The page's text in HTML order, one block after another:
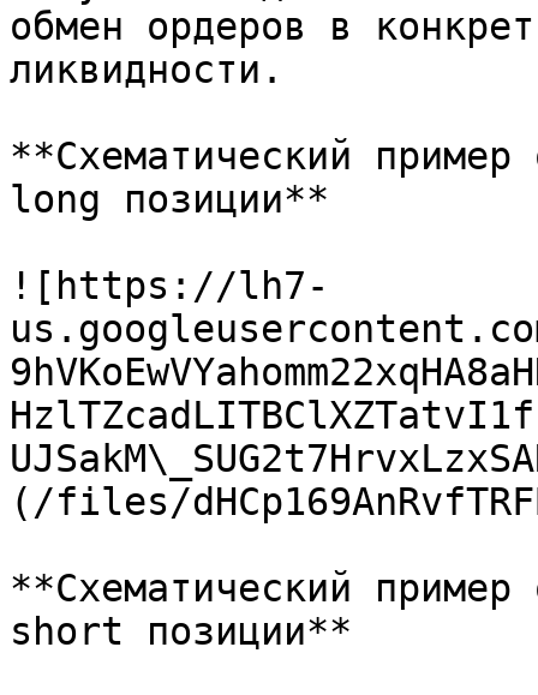
обмен ордеров в
ликвидности.
**Схематический
long позиции**
![https://lh7-
us.googleusercontent.com/
(/files/
**Схематический
short позиции**